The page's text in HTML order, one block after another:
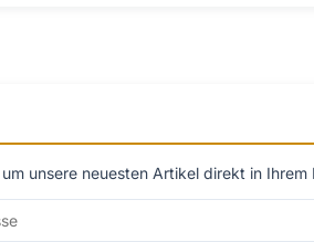
unsere neuesten Artikel direkt in